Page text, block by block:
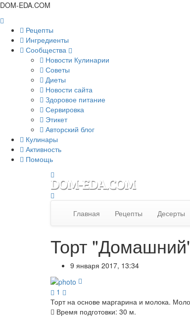
DOM-EDA.COM
Рецепты
Ингредиенты
Сообщества
Новости Кулинарии
Советы
Диеты
Новости сайта
Здоровое питание
Сервировка
Этикет
Авторский блог
Кулинары
Активность
Помощь
Главная Рецепты Десерты
Торт
9 января 2017, 13:34
1
Торт на основе маргарина и молока.
Время подготовки: 30 м.